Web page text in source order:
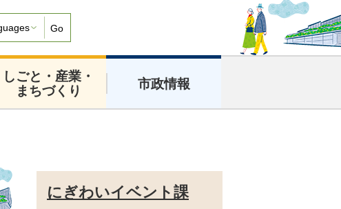
Go
しごと・産業・
まちづくり
市政情報
にぎわいイベント課